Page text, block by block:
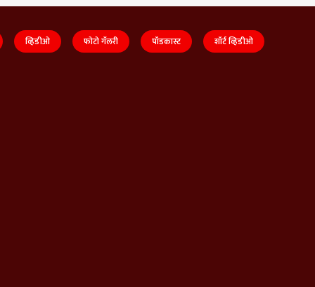
व्हिडीओ फोटो गॅलरी पॉडकास्ट शॉर्ट व्हिडीओ